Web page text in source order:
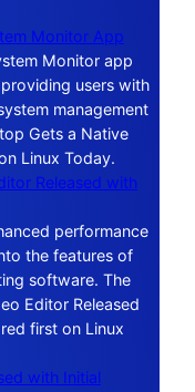
Monitor App
Monitor app
users with
management
Gets a Native
Linux Today.
Released with
performance
the features of
software. The
Editor Released
first on Linux
with Initial